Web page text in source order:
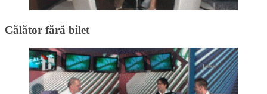
Călător fără bilet